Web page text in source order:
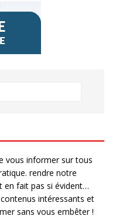
vous informer sur tous
rendre notre
en fait pas si évident…
intéressants et
sans vous embêter !